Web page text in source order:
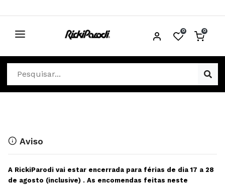
0 0
CABELO
Cosmética Capilar
Equipamentos Elétricos
Depilação
Descartáveis Estética
Aviso
A RickiParodi vai estar encerrada para férias de dia 17 a 28
de agosto (inclusive) . As encomendas feitas neste